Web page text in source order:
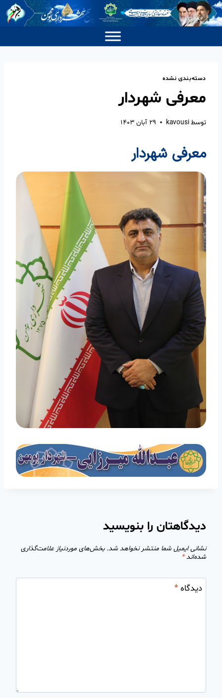
دسته‌بندی نشده
معرفی شهردار
توسطkavousi ۲۹ آبان ۱۴۰۳
معرفی شهردار
دیدگاهتان را بنویسید
نشانی ایمیل شما منتشر نخواهد شد. بخش‌های موردنیاز علامت‌گذاری
شده‌اند*
دیدگاه*